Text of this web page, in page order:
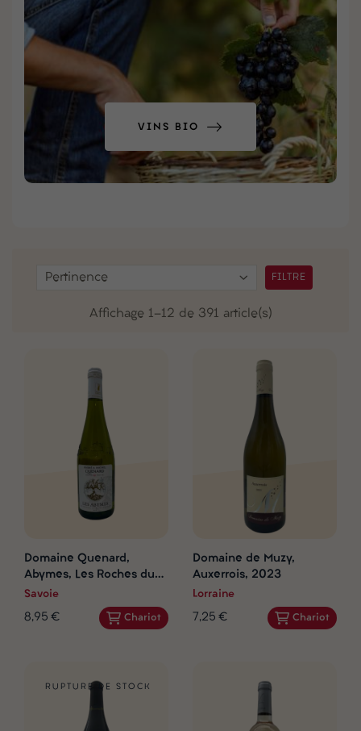
VINS BIO
Pertinence FILTRE
Affichage 1-12 de 391 article(s)
Domaine Quenard,
Abymes, Les Roches du
Mont Granier, 2023
Savoie
8,95 € Chariot
Domaine de Muzy,
Auxerrois, 2023
Lorraine
7,25 € Chariot
RUPTURE DE STOCK